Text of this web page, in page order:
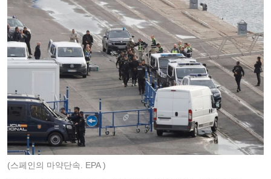
(스페인의 마약단속. EPA )